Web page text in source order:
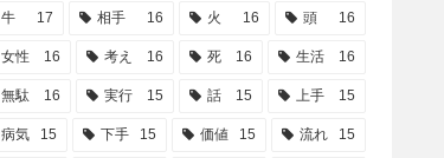
牛 17 相手 16 火 16 頭 16
女性 16 考え 16 死 16 生活 16
無駄 16 実行 15 話 15 上手 15
病気 15 下手 15 価値 15 流れ 15